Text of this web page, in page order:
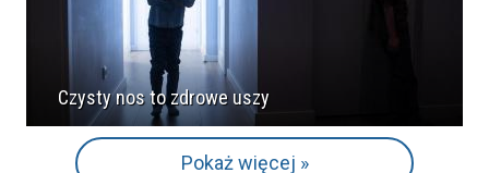
Czysty nos to zdrowe uszy
Pokaż więcej »